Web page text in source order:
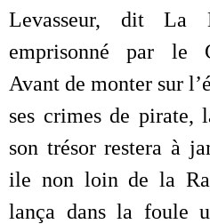
Levasseur, dit La
emprisonné par le
Avant de monter sur
ses crimes de pirate,
son trésor restera à
ile non loin de la
lança dans la foule